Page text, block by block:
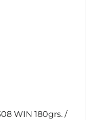
WIN 180grs. /